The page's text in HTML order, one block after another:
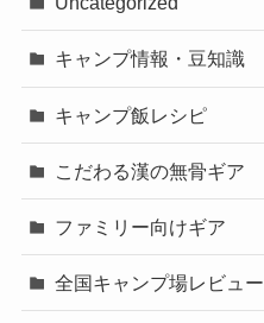
キャンプ情報・豆知識
キャンプ飯レシピ
こだわる漢の無骨ギア
ファミリー向けギア
全国キャンプ場レビュー